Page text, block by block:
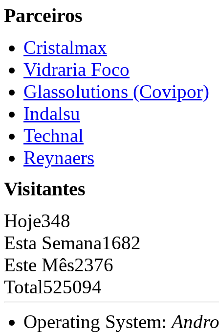
Parceiros
Cristalmax
Vidraria Foco
Glassolutions (Covipor)
Indalsu
Technal
Reynaers
Visitantes
Hoje348
Esta Semana1682
Este Mês2376
Total525094
Operating System: